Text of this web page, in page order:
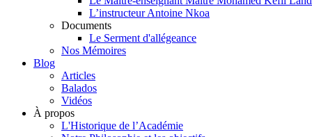
L’instructeur Antoine Nkoa
Documents
Le Serment d'allégeance
Nos Mémoires
Blog
Articles
Balados
Vidéos
À propos
L'Historique de l’Académie